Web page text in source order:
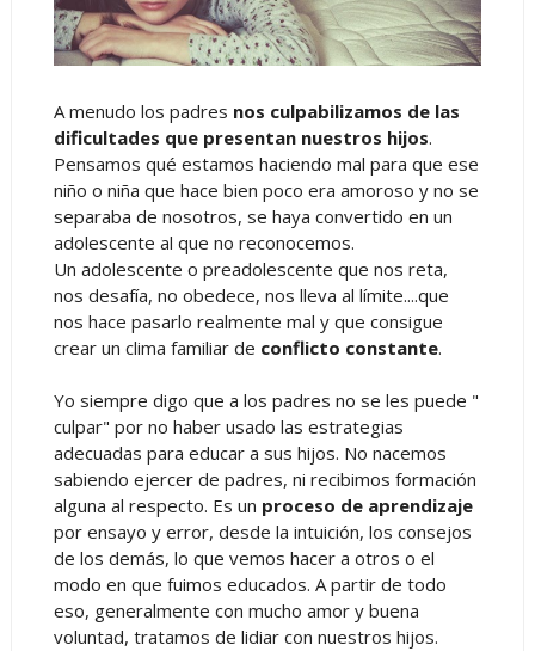
A menudo los padres nos culpabilizamos de las
dificultades que presentan nuestros hijos.
Pensamos qué estamos haciendo mal para que ese
niño o niña que hace bien poco era amoroso y no se
separaba de nosotros, se haya convertido en un
adolescente al que no reconocemos.
Un adolescente o preadolescente que nos reta,
nos desafía, no obedece, nos lleva al límite....que
nos hace pasarlo realmente mal y que consigue
crear un clima familiar de conflicto constante.
Yo siempre digo que a los padres no se les puede "
culpar" por no haber usado las estrategias
adecuadas para educar a sus hijos. No nacemos
sabiendo ejercer de padres, ni recibimos formación
alguna al respecto. Es un proceso de aprendizaje
por ensayo y error, desde la intuición, los consejos
de los demás, lo que vemos hacer a otros o el
modo en que fuimos educados. A partir de todo
eso, generalmente con mucho amor y buena
voluntad, tratamos de lidiar con nuestros hijos.